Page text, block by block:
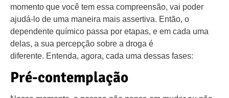
momento que você tem essa compreensão, vai poder
ajudá-lo de uma maneira mais assertiva. Então, o
dependente químico passa por etapas, e em cada uma
delas, a sua percepção sobre a droga é
diferente. Entenda, agora, cada uma dessas fases:
Pré-contemplação